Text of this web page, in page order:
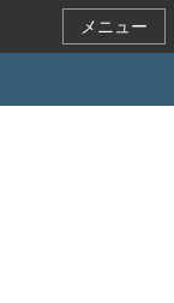
メニュー